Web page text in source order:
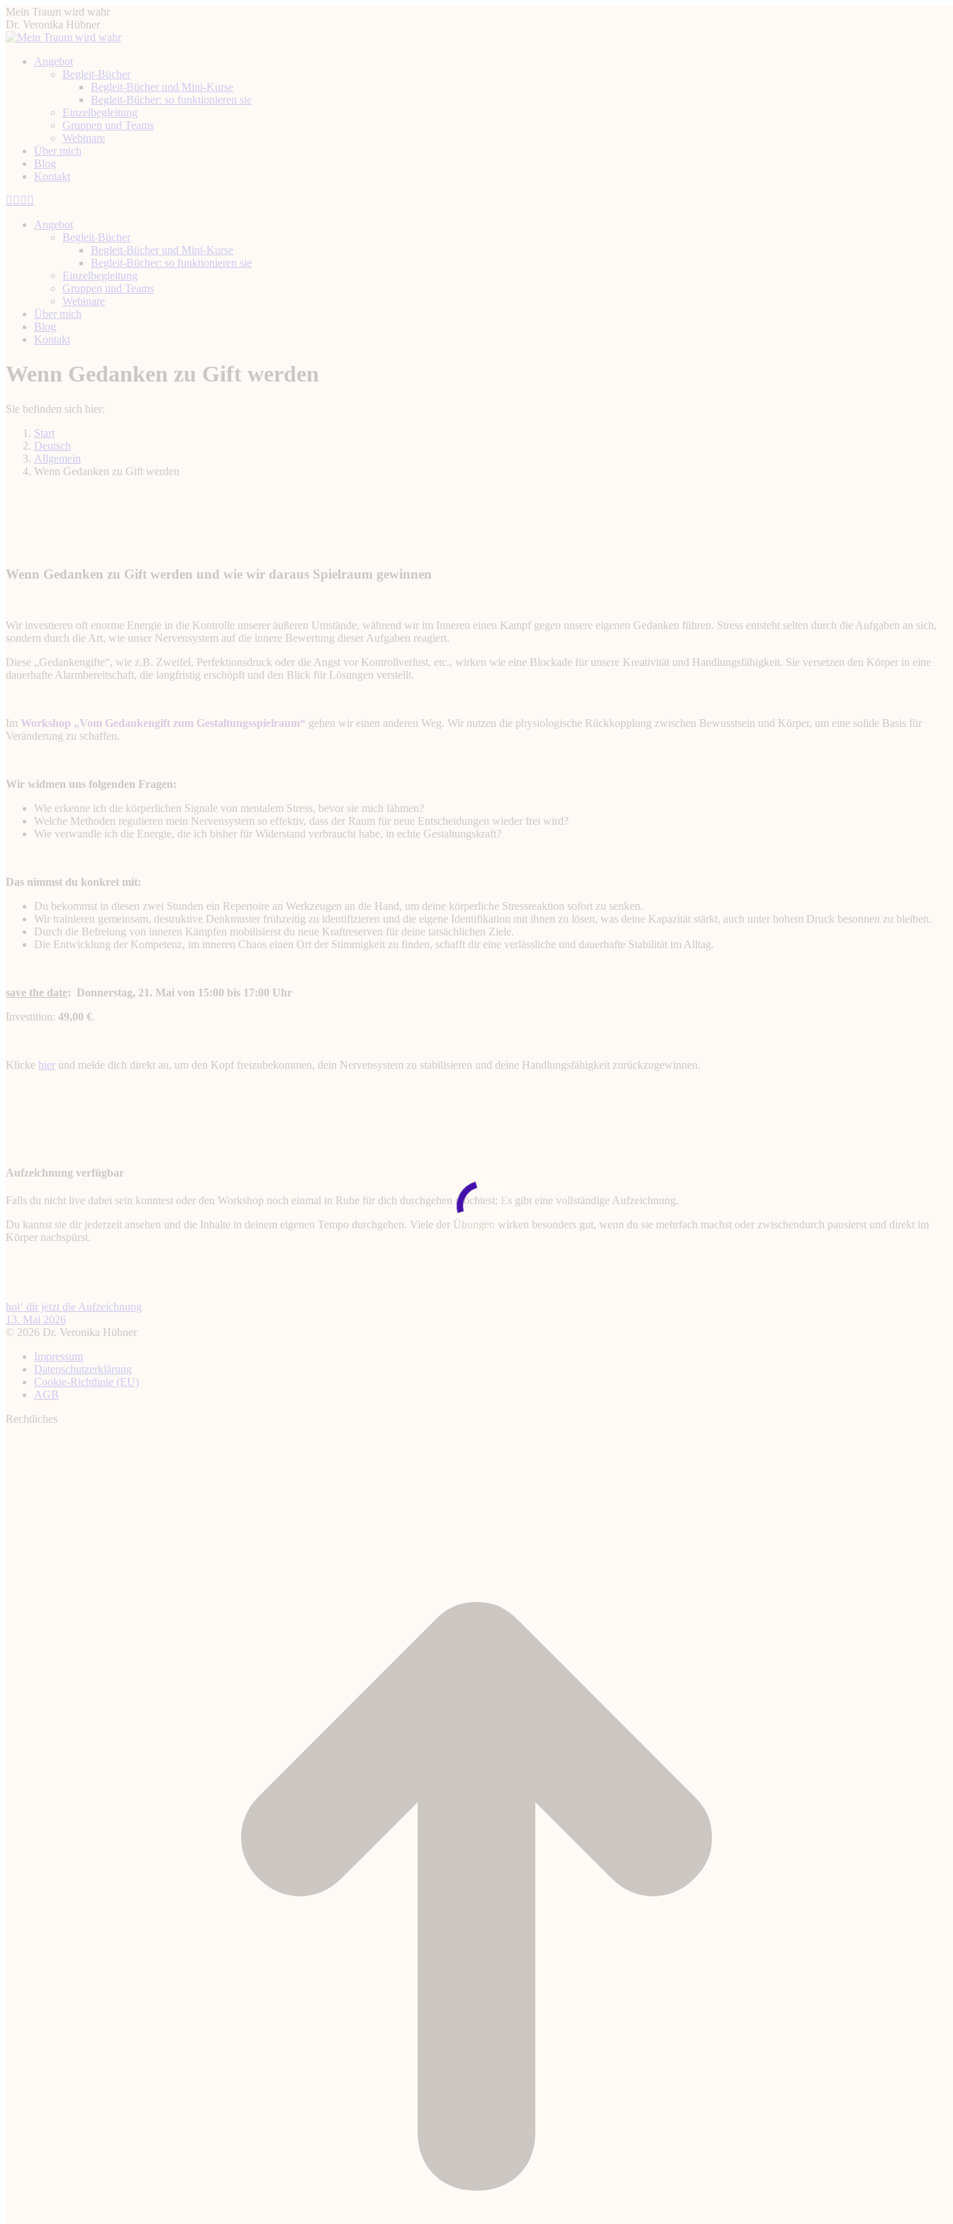
Zum
Inhalt
springen
Mein Traum wird wahr
Dr. Veronika Hübner
Angebot
Begleit-Bücher
Begleit-Bücher und Mini-Kurse
Begleit-Bücher: so funktionieren sie
Einzelbegleitung
Gruppen und Teams
Webinare
Über mich
Blog
Kontakt
Instagram
opens
Facebook
opens
YouTube
opens
opens
Angebot
Begleit-Bücher
Begleit-Bücher und Mini-Kurse
Begleit-Bücher: so funktionieren sie
Einzelbegleitung
Gruppen und Teams
Webinare
Über mich
Blog
Kontakt
Wenn Gedanken zu Gift werden
Sie befinden sich hier:
Start
Deutsch
Allgemein
Wenn Gedanken zu Gift werden
Wenn Gedanken zu Gift werden und wie wir daraus Spielraum gewinnen
Wir investieren oft enorme Energie in die Kontrolle unserer äußeren Umstände, während wir im Inneren einen Kampf gegen unsere eigenen Gedanken führen. Stress entsteht selten durch die Aufgaben an sich,
sondern durch die Art, wie unser Nervensystem auf die innere Bewertung dieser Aufgaben reagiert.
Diese „Gedankengifte“, wie z.B. Zweifel, Perfektionsdruck oder die Angst vor Kontrollverlust, etc., wirken wie eine Blockade für unsere Kreativität und Handlungsfähigkeit. Sie versetzen den Körper in eine
dauerhafte Alarmbereitschaft, die langfristig erschöpft und den Blick für Lösungen verstellt.
Im Workshop „Vom Gedankengift zum Gestaltungsspielraum“ gehen wir einen anderen Weg. Wir nutzen die physiologische Rückkopplung zwischen Bewusstsein und Körper, um eine solide Basis für
Veränderung zu schaffen.
Wir widmen uns folgenden Fragen:
Wie erkenne ich die körperlichen Signale von mentalem Stress, bevor sie mich lähmen?
Welche Methoden regulieren mein Nervensystem so effektiv, dass der Raum für neue Entscheidungen wieder frei wird?
Wie verwandle ich die Energie, die ich bisher für Widerstand verbraucht habe, in echte Gestaltungskraft?
Das nimmst du konkret mit:
Du bekommst in diesen zwei Stunden ein Repertoire an Werkzeugen an die Hand, um deine körperliche Stressreaktion sofort zu senken.
Wir trainieren gemeinsam, destruktive Denkmuster frühzeitig zu identifizieren und die eigene Identifikation mit ihnen zu lösen, was deine Kapazität stärkt, auch unter hohem Druck besonnen zu bleiben.
Durch die Befreiung von inneren Kämpfen mobilisierst du neue Kraftreserven für deine tatsächlichen Ziele.
Die Entwicklung der Kompetenz, im inneren Chaos einen Ort der Stimmigkeit zu finden, schafft dir eine verlässliche und dauerhafte Stabilität im Alltag.
save the date: Donnerstag, 21. Mai von 15:00 bis 17:00 Uhr
Investition: 49,00 €.
Klicke hier und melde dich direkt an, um den Kopf freizubekommen, dein Nervensystem zu stabilisieren und deine Handlungsfähigkeit zurückzugewinnen.
Aufzeichnung verfügbar
Falls du nicht live dabei sein konntest oder den Workshop noch einmal in Ruhe für dich durchgehen möchtest: Es gibt eine vollständige Aufzeichnung.
Du kannst sie dir jederzeit ansehen und die Inhalte in deinem eigenen Tempo durchgehen. Viele der Übungen wirken besonders gut, wenn du sie mehrfach machst oder zwischendurch pausierst und direkt im
Körper nachspürst.
hol‘ dir jetzt die Aufzeichnung
13. Mai 2026
© 2026 Dr. Veronika Hübner
Impressum
Datenschutz­erklärung
Cookie-Richtlinie (EU)
AGB
Rechtliches